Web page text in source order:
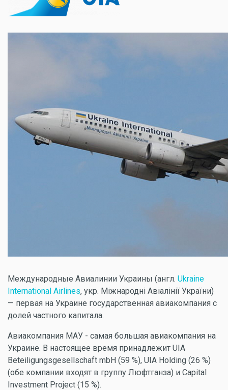
Международные Авиалинии Украины (англ. Ukraine
International Airlines, укр. Міжнародні Авіалінії України)
— первая на Украине государственная авиакомпания с
долей частного капитала.
Авиакомпания МАУ - самая большая авиакомпания на
Украине. В настоящее время принадлежит UIA
Beteiligungsgesellschaft mbH (59 %), UIA Holding (26 %)
(обе компании входят в группу Люфтганза) и Capital
Investment Project (15 %).